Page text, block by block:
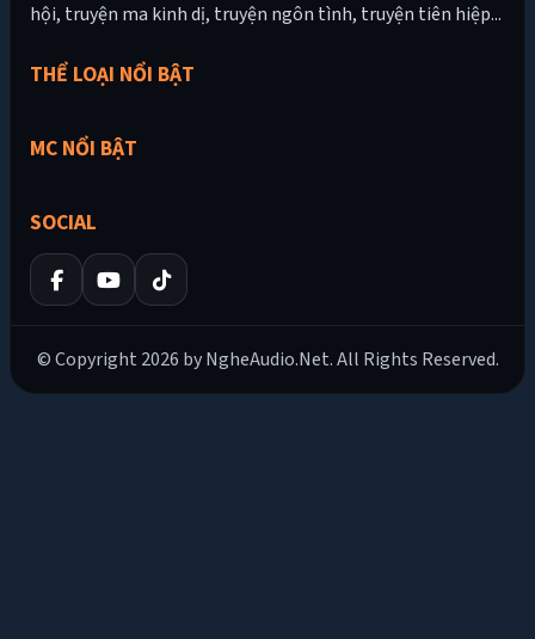
hội, truyện ma kinh dị, truyện ngôn tình, truyện tiên hiệp...
THỂ LOẠI NỔI BẬT
MC NỔI BẬT
SOCIAL
© Copyright 2026 by NgheAudio.Net. All Rights Reserved.